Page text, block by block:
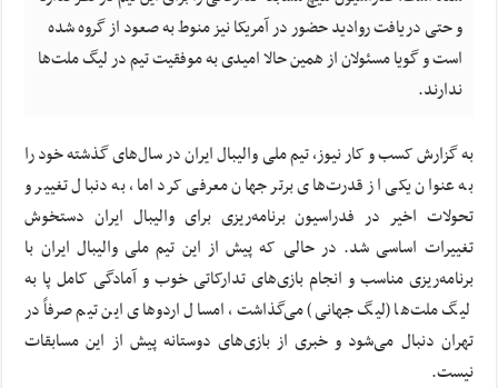
و حتی دریافت روادید حضور در آمریکا نیز منوط به صعود از گروه شده
است و گویا مسئولان از همین حالا امیدی به موفقیت تیم در لیگ ملت‌ها
ندارند.
به گزارش کسب و کار نیوز، تیم ملی والیبال ایران در سال‌های گذشته خود را
به عنوان یکی از قدرت‌های برتر جهان معرفی کرد اما، به دنبال تغییر و
تحولات اخیر در فدراسیون برنامه‌ریزی برای والیبال ایران دستخوش
تغییرات اساسی شد. در حالی که پیش از این تیم ملی والیبال ایران با
برنامه‌ریزی مناسب و انجام بازی‌های تدارکاتی خوب و آمادگی کامل پا به
لیگ ملت‌ها (لیگ جهانی) می‌گذاشت، امسال اردوهای این تیم صرفاً در
تهران دنبال می‌شود و خبری از بازی‌های دوستانه پیش از این مسابقات
نیست.